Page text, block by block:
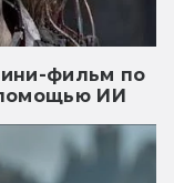
фильм по
помощью ИИ